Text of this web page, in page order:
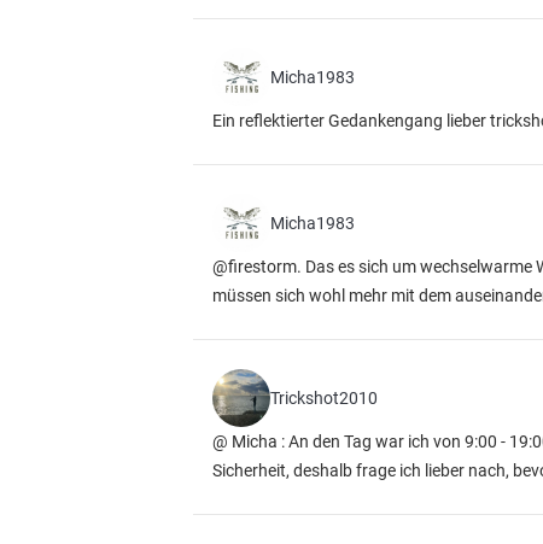
Micha1983
Ein reflektierter Gedankengang lieber
Micha1983
@firestorm. Das es sich um wechselwarme
müssen sich wohl mehr mit dem
Trickshot2010
@ Micha : An den Tag war ich von 9:00 -
Sicherheit, deshalb frage ich lieber nach,